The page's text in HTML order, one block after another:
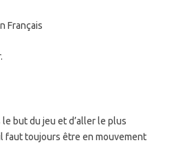
Français
le but du jeu et d’aller le plus
faut toujours être en mouvement